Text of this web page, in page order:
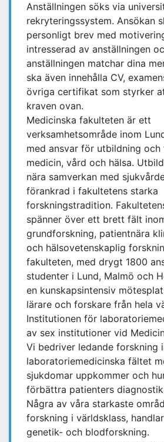
Anställningen söks via
rekryteringssystem. Ansökan
personligt brev med
intresserad av anställningen
anställningen matchar dina
ska även innehålla CV,
övriga certifikat som styrker
kraven ovan.
Medicinska fakulteten är ett
verksamhetsområde inom
med ansvar för utbildning och
medicin, vård och hälsa.
nära samverkan med
förankrad i fakultetens starka
forskningstradition.
spänner över ett brett fält
grundforskning, patientnära
och hälsovetenskaplig
fakulteten, med drygt 1800
studenter i Lund, Malmö och
en kunskapsintensiv
lärare och forskare från hela
Institutionen för
av sex institutioner vid
Vi bedriver ledande forskning
laboratoriemedicinska fältet
sjukdomar uppkommer och
förbättra patienters
Några av våra starkaste
forskning i världsklass,
genetik- och blodforskning.